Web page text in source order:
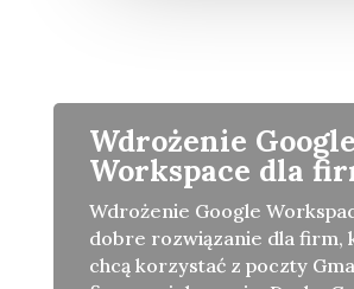
Wdrożenie Google
Workspace dla
Wdrożenie Google
dobre rozwiązanie dla firm,
chcą korzystać z poczty